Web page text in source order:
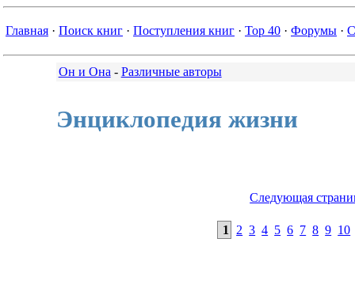
Главная · Поиск книг · Поступления книг · Top 40 · Форумы ·
Он и Она - Различные авторы
Энциклопедия жизни
Следующая
1 2 3 4 5 6 7 8 9 10